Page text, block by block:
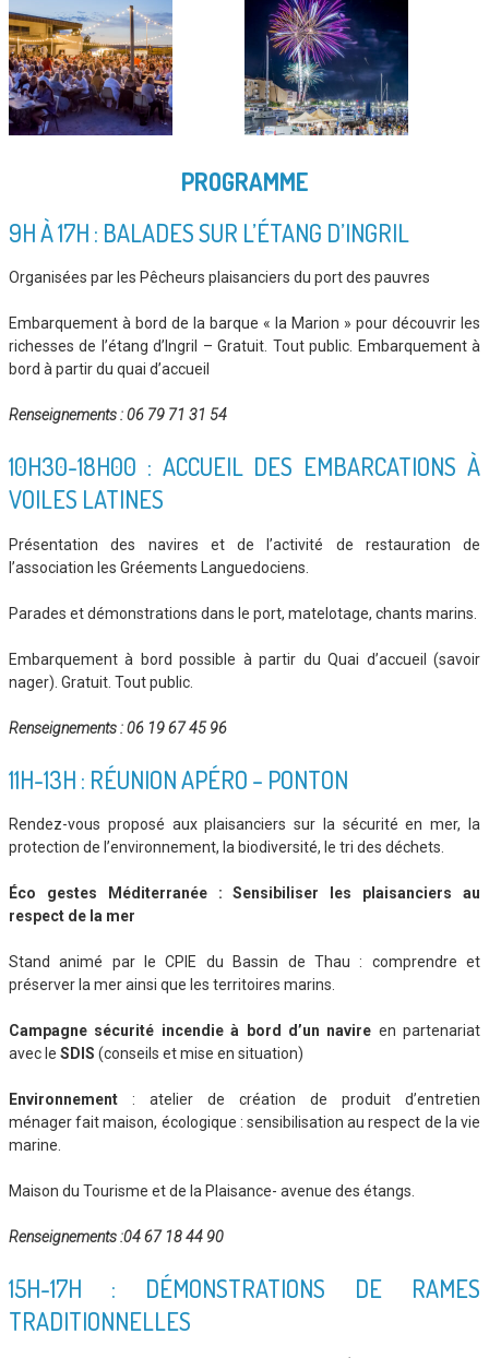
PROGRAMME
9H À 17H : BALADES SUR L’ÉTANG D’INGRIL
Organisées par les Pêcheurs plaisanciers du port des pauvres
Embarquement à bord de la barque « la Marion » pour découvrir les
richesses de l’étang d’Ingril – Gratuit. Tout public. Embarquement à
bord à partir du quai d’accueil
Renseignements :06 79 71 31 54
10H30-18H00 : ACCUEIL DES EMBARCATIONS À
VOILES LATINES
Présentation des navires et de l’activité de restauration de
l’association les Gréements Languedociens.
Parades et démonstrations dans le port, matelotage, chants marins.
Embarquement à bord possible à partir du Quai d’accueil (savoir
nager). Gratuit. Tout public.
Renseignements: 06 19 67 45 96
11H-13H : RÉUNION APÉRO – PONTON
Rendez-vous proposé aux plaisanciers sur la sécurité en mer, la
protection de l’environnement, la biodiversité, le tri des déchets.
Éco gestes Méditerranée : Sensibiliser les plaisanciers au
respect de la mer
Stand animé par le CPIE du Bassin de Thau : comprendre et
préserver la mer ainsi que les territoires marins.
Campagne sécurité incendie à bord d’un navire en partenariat
avec le SDIS (conseils et mise en situation)
Environnement : atelier de création de produit d’entretien
ménager fait maison, écologique : sensibilisation au respect de la vie
marine.
Maison du Tourisme et de la Plaisance- avenue des étangs.
Renseignements :04 67 18 44 90
15H-17H : DÉMONSTRATIONS DE RAMES
TRADITIONNELLES